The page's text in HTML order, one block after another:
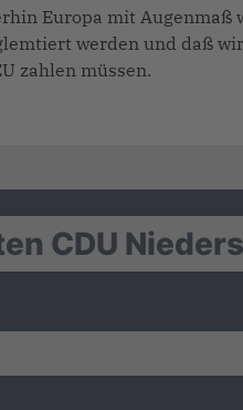
Europa mit
werden und daß
zahlen müssen.
CDU